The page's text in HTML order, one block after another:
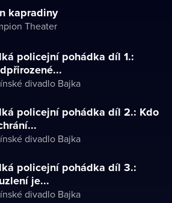
kapradiny
Theater
policejní pohádka díl 1.:
divadlo Bajka
policejní pohádka díl 2.: Kdo
divadlo Bajka
policejní pohádka díl 3.:
je...
divadlo Bajka